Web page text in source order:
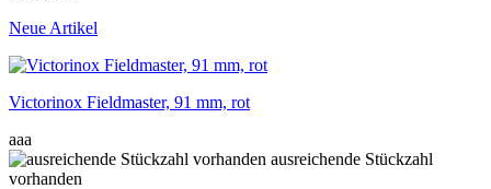
Neue Artikel
Victorinox Fieldmaster, 91 mm, rot
aaa
ausreichende Stückzahl
vorhanden